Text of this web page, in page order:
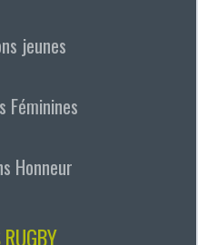
jeunes
Féminines
Honneur